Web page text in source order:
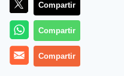
Compartir
Compartir
Compartir